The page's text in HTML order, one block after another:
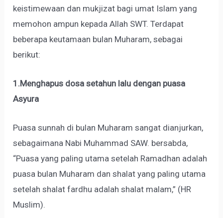
keistimewaan dan mukjizat bagi umat Islam yang
memohon ampun kepada Allah SWT. Terdapat
beberapa keutamaan bulan Muharam, sebagai
berikut:
1.Menghapus dosa setahun lalu dengan puasa
Asyura
Puasa sunnah di bulan Muharam sangat dianjurkan,
sebagaimana Nabi Muhammad SAW. bersabda,
“Puasa yang paling utama setelah Ramadhan adalah
puasa bulan Muharam dan shalat yang paling utama
setelah shalat fardhu adalah shalat malam,” (HR
Muslim).